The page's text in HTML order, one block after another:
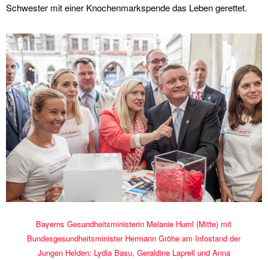
Schwester mit einer Knochenmarkspende das Leben gerettet.
Bayerns Gesundheitsministerin Melanie Huml (Mitte) mit
Bundesgesundheitsminister Hermann Gröhe am Infostand der
Jungen Helden: Lydia Basu, Geraldine Laprell und Anna